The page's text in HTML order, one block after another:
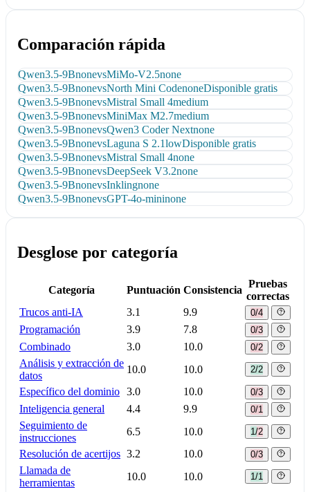
Comparación rápida
Qwen3.5-9BnonevsMiMo-V2.5none
Qwen3.5-9BnonevsNorth Mini CodenoneDisponible gratis
Qwen3.5-9BnonevsMistral Small 4medium
Qwen3.5-9BnonevsMiniMax M2.7medium
Qwen3.5-9BnonevsQwen3 Coder Nextnone
Qwen3.5-9BnonevsLaguna S 2.1lowDisponible gratis
Qwen3.5-9BnonevsMistral Small 4none
Qwen3.5-9BnonevsDeepSeek V3.2none
Qwen3.5-9BnonevsInklingnone
Qwen3.5-9BnonevsGPT-4o-mininone
Desglose por categoría
Categoría Puntuación Consistencia
Pruebas
correctas
Trucos anti-IA
3.1 9.9 0/4
Programación 3.9 7.8 0/3
Combinado 3.0 10.0 0/2
Análisis y extracción de
datos
10.0 10.0 2/2
Específico del dominio 3.0 10.0 0/3
Inteligencia general 4.4 9.9 0/1
Seguimiento de
instrucciones
6.5 10.0 1/2
Resolución de acertijos 3.2 10.0 0/3
Llamada de
herramientas
10.0 10.0 1/1